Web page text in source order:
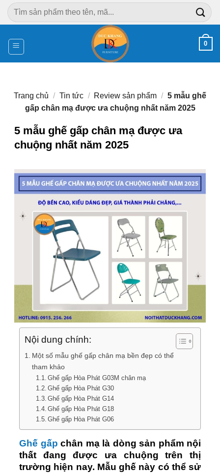
Chuyển
đến
dung
Tìm
kiếm:
0
Trang chủ / Tin tức / Review sản phẩm / 5 mẫu ghế
gấp chân mạ được ưa chuộng nhất năm 2025
5 mẫu ghế gấp chân mạ được ưa
chuộng nhất năm 2025
Nội dung chính:
Một số mẫu ghế gấp chân mạ bền đẹp có thể
tham khảo
Ghế gấp Hòa Phát G03M chân mạ
Ghế gấp Hòa Phát G30
Ghế gấp Hòa Phát G14
Ghế gấp Hòa Phát G18
Ghế gấp Hòa Phát G06
Ghế gấp chân mạ là dòng sản phẩm nội
thất đang được ưa chuộng trên thị
trường hiện nay. Mẫu ghế này có thể sử